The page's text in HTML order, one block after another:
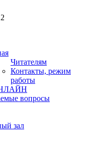
Читателям
Контакты, режим
работы
вопросы
зал